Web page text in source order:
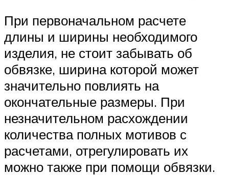
При первоначальном расчете
длины и ширины необходимого
изделия, не стоит забывать об
обвязке, ширина которой может
значительно повлиять на
окончательные размеры. При
незначительном расхождении
количества полных мотивов с
расчетами, отрегулировать их
можно также при помощи обвязки.